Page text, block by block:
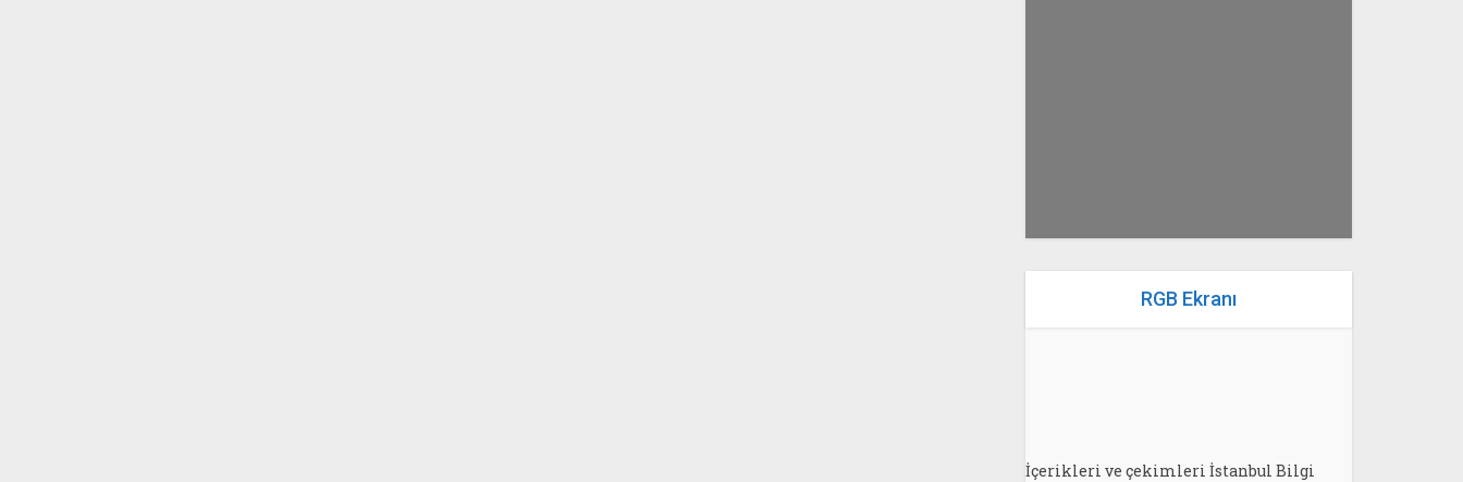
RGB Ekranı
İçerikleri ve çekimleri İstanbul Bilgi